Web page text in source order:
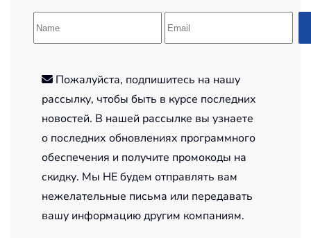
Пожалуйста, подпишитесь на нашу
рассылку, чтобы быть в курсе последних
новостей. В нашей рассылке вы узнаете
о последних обновлениях программного
обеспечения и получите промокоды на
скидку. Мы НЕ будем отправлять вам
нежелательные письма или передавать
вашу информацию другим компаниям.